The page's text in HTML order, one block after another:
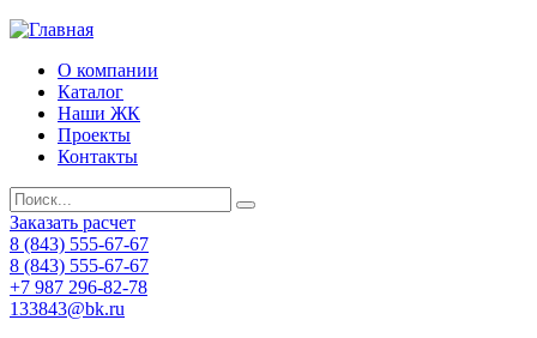
О компании
Каталог
Наши ЖК
Проекты
Контакты
Заказать расчет
8 (843) 555-67-67
8 (843) 555-67-67
+7 987 296-82-78
133843@bk.ru